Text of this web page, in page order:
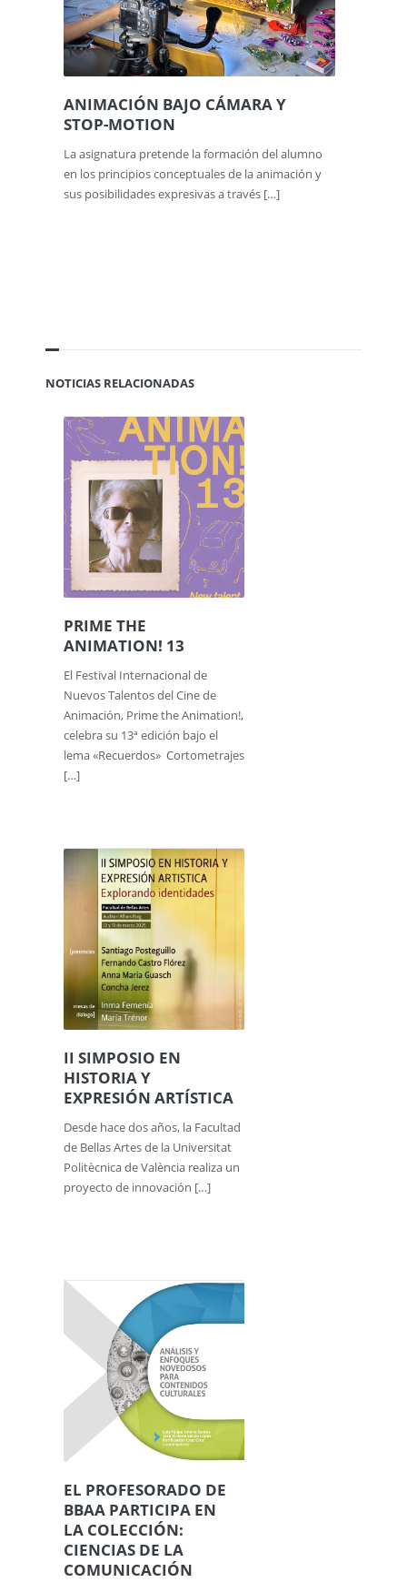
ANIMACIÓN BAJO CÁMARA Y
STOP-MOTION
La asignatura pretende la formación del alumno
en los principios conceptuales de la animación y
sus posibilidades expresivas a través […]
NOTICIAS RELACIONADAS
PRIME THE
ANIMATION! 13
El Festival Internacional de
Nuevos Talentos del Cine de
Animación, Prime the Animation!,
celebra su 13ª edición bajo el
lema «Recuerdos» Cortometrajes
[…]
II SIMPOSIO EN
HISTORIA Y
EXPRESIÓN ARTÍSTICA
Desde hace dos años, la Facultad
de Bellas Artes de la Universitat
Politècnica de València realiza un
proyecto de innovación […]
EL PROFESORADO DE
BBAA PARTICIPA EN
LA COLECCIÓN:
CIENCIAS DE LA
COMUNICACIÓN